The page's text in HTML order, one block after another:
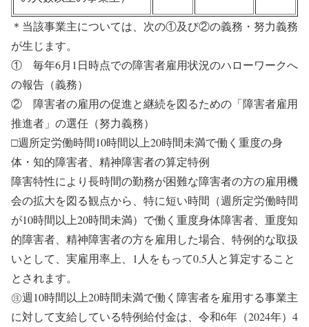
＊当該事業主については、次の①及び②の義務・努力義務
が生じます。
① 毎年6月1日時点での障害者雇用状況のハローワークへ
の報告（義務）
② 障害者の雇用の促進と継続を図るための「障害者雇用
推進者」の選任（努力義務）
□週所定労働時間10時間以上20時間未満で働く重度の身
体・知的障害者、精神障害者の算定特例
障害特性により長時間の勤務が困難な障害者の方の雇用機
会の拡大を図る観点から、特に短い時間（週所定労働時間
が10時間以上20時間未満）で働く重度身体障害者、重度知
的障害者、精神障害者の方を雇用した場合、特例的な取扱
いとして、実雇用率上、1人をもって0.5人と算定すること
とされます。
㊟週10時間以上20時間未満で働く障害者を雇用する事業主
に対して支給している特例給付金は、令和6年（2024年）4